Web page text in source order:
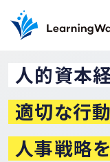
人的資本
適切な行
人事戦略